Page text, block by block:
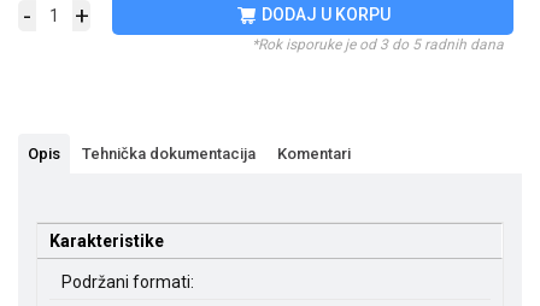
- + DODAJ U KORPU
*Rok isporuke je od 3 do 5 radnih dana
Opis Tehnička dokumentacija Komentari
Karakteristike
Podržani formati: